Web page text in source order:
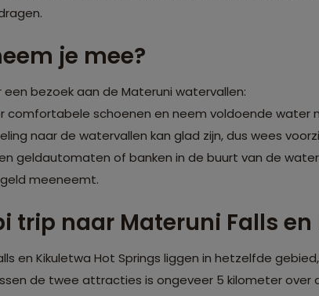
je mee?
een bezoek aan de Materuni watervallen:
comfortabele schoenen en neem voldoende water
naar de watervallen kan glad zijn, dus wees
geldautomaten of banken in de buurt van de
meeneemt.
trip naar Materuni Falls
en Kikuletwa Hot Springs liggen in hetzelfde
de twee attracties is ongeveer 5 kilometer over